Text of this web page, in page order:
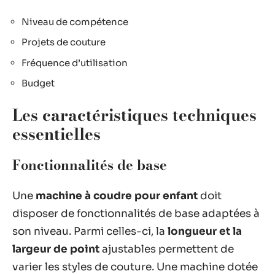
Niveau de compétence
Projets de couture
Fréquence d’utilisation
Budget
Les caractéristiques techniques
essentielles
Fonctionnalités de base
Une machine à coudre pour enfant doit
disposer de fonctionnalités de base adaptées à
son niveau. Parmi celles-ci, la longueur et la
largeur de pointajustables permettent de
varier les styles de couture. Une machine dotée